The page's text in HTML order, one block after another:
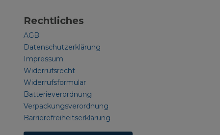
Rechtliches
AGB
Datenschutzerklärung
Impressum
Widerrufsrecht
Widerrufsformular
Batterieverordnung
Verpackungsverordnung
Barrierefreiheitserklärung